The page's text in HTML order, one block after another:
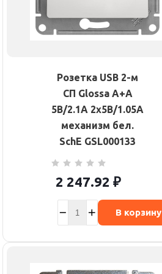
Розетка USB 2-м
СП Glossa A+A
5В/2.1А 2х5В/1.05А
механизм бел.
SchE GSL000133
2 247.92 ₽
В корзину